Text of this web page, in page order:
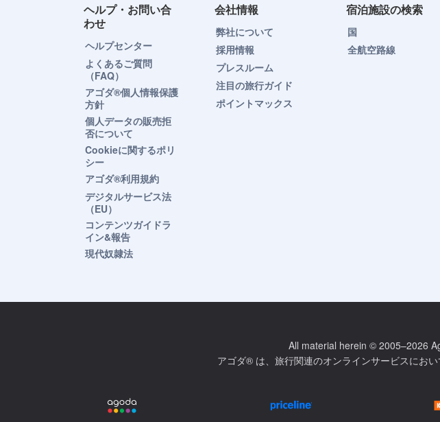
ヘルプ・お問い合
わせ
ヘルプセンター
よくあるご質問
（FAQ）
アゴダ®個人情報保護
方針
個人データの販売拒
否について
Cookieに関するポリ
シー
アゴダ®利用規約
デジタルサービス法
（EU）
コンテンツガイドラ
イン&報告
現代奴隷法
会社情報
弊社について
採用情報
プレスルーム
注目の旅行ガイド
ポイントマックス
宿泊施設の検索
国
全航空路線
All material herein © 2005–2026
アゴダ® は、旅行関連のオンラインサービスにお